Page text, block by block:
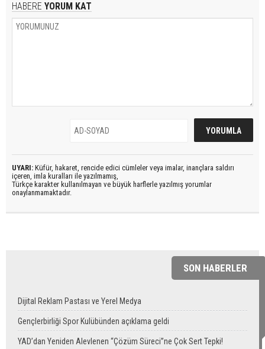
HABERE YORUM KAT
UYARI: Küfür, hakaret, rencide edici cümleler veya imalar, inançlara saldırı
içeren, imla kuralları ile yazılmamış,
Türkçe karakter kullanılmayan ve büyük harflerle yazılmış yorumlar
onaylanmamaktadır.
SON HABERLER
Dijital Reklam Pastası ve Yerel Medya
Gençlerbirliği Spor Kulübünden açıklama geldi
YAD’dan Yeniden Alevlenen “Çözüm Süreci”ne Çok Sert Tepki!